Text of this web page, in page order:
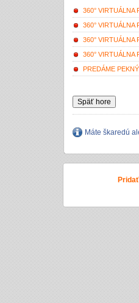
360° VIRTUÁLNA
360° VIRTUÁLNA
360° VIRTUÁLNA
360° VIRTUÁLNA
PREDÁME
Späť hore
Máte škaredú